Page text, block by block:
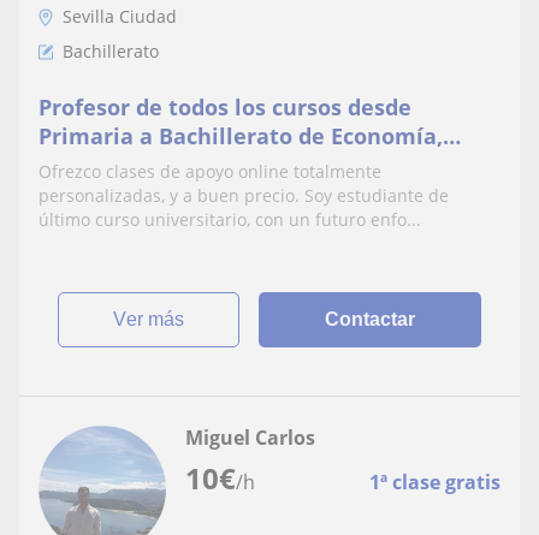
Sevilla Ciudad
Bachillerato
Profesor de todos los cursos desde
Primaria a Bachillerato de Economía,
Empresa y Matemáticas
Ofrezco clases de apoyo online totalmente
personalizadas, y a buen precio. Soy estudiante de
último curso universitario, con un futuro enfo...
ver más Contactar
10€/h 1ª clase gratis
Miguel Carlos